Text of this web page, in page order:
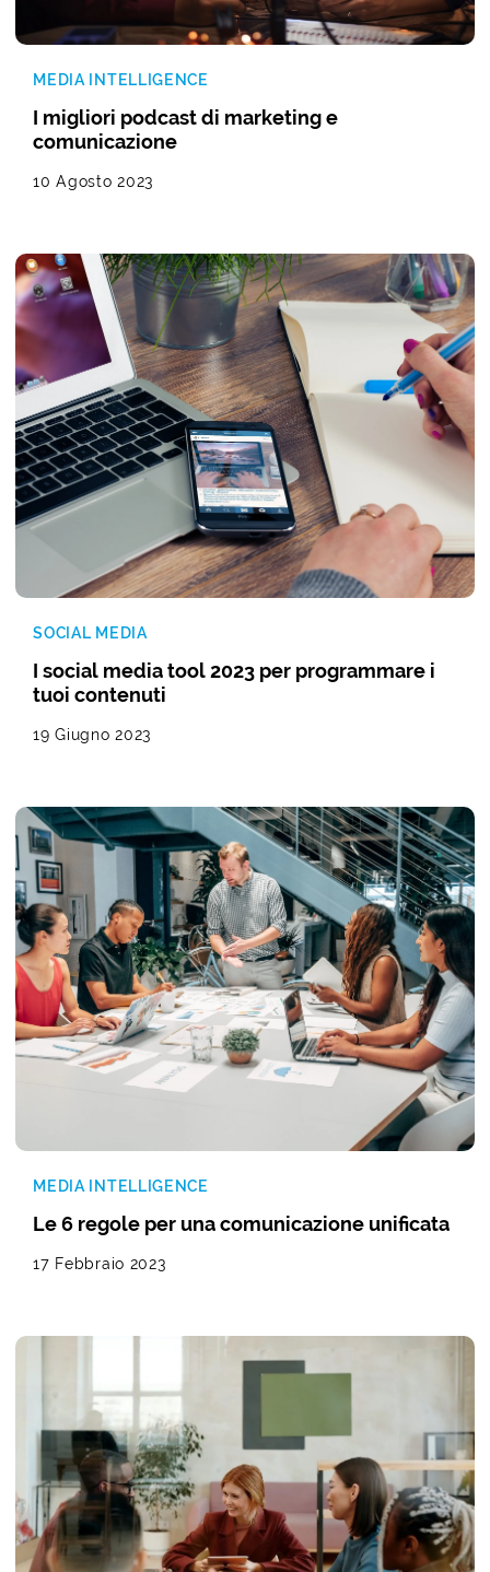
MEDIA INTELLIGENCE
I migliori podcast di marketing e
comunicazione
10 Agosto 2023
SOCIAL MEDIA
I social media tool 2023 per programmare i
tuoi contenuti
19 Giugno 2023
MEDIA INTELLIGENCE
Le 6 regole per una comunicazione unificata
17 Febbraio 2023